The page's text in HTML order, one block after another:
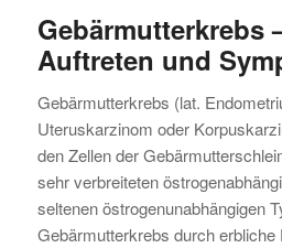
Gebärmutterkrebs
Auftreten und
Gebärmutterkrebs (lat.
Uteruskarzinom oder
den Zellen der
sehr verbreiteten
seltenen östrogenunabhängigen
Gebärmutterkrebs durch erbliche